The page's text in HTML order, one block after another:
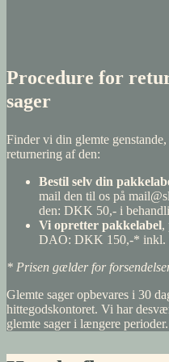
Procedure for
sager
Finder vi din glemte
returnering af den:
Bestil selv din
mail den til os på
den: DKK 50,- i
Vi opretter pakkelabel,
DAO: DKK 150,-* inkl.
* Prisen gælder for
Glemte sager opbevares i 30
hittegodskontoret. Vi har
glemte sager i længere perioder.